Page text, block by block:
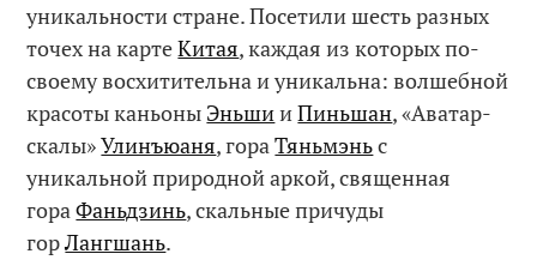
уникальности стране. Посетили шесть разных
точех на картеКитая, каждая из которых по-
своему восхитительна и уникальна: волшебной
красоты каньоны ЭньшииПиньшан, «Аватар-
скалы»Улинъюаня, гораТяньмэньс
уникальной природной аркой, священная
гораФаньдзинь, скальные причуды
горЛангшань.